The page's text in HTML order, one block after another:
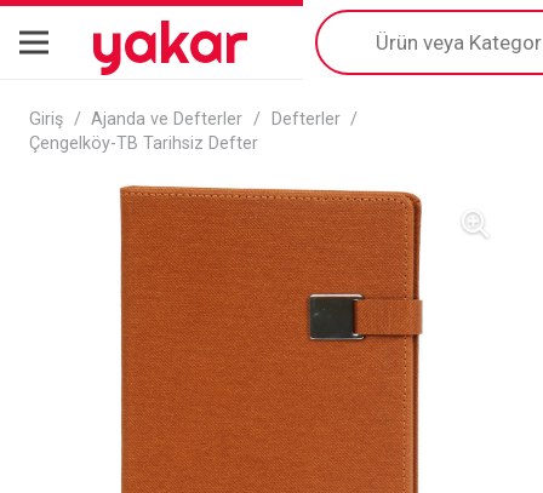
yakar
Products
search
Giriş / Ajanda ve Defterler / Defterler /
Çengelköy-TB Tarihsiz Defter